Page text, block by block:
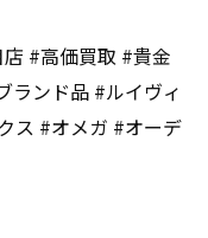
#高価買取 #貴金
ランド品 #ルイヴィ
ス #オメガ #オーデ